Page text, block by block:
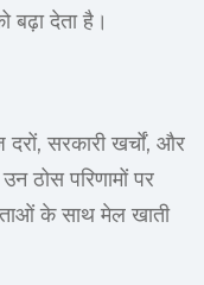
बढ़ा देता है।
सरकारी खर्चों, और
ठोस परिणामों पर
के साथ मेल खाती